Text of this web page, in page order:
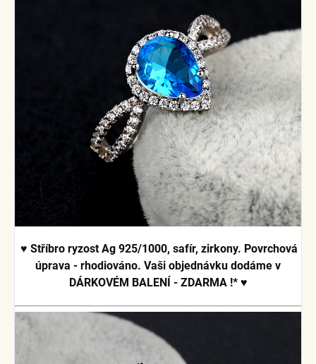
♥ Stříbro ryzost Ag 925/1000, safír, zirkony. Povrchová
úprava - rhodiováno. Vaši objednávku dodáme v
DÁRKOVÉM BALENÍ - ZDARMA !*♥